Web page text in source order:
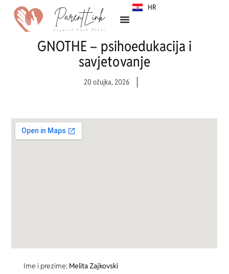
HR
SR
GNOTHE – psihoedukacija i
savjetovanje
20 ožujka, 2026
Ime i prezime: Melita Zajkovski